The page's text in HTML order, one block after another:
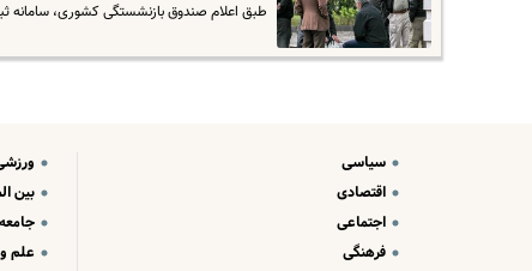
طبق اعلام صندوق بازنشستگی کشوری، سامانه
سیاسی
اقتصادی
اجتماعی
فرهنگی
بین
جامعه
علم